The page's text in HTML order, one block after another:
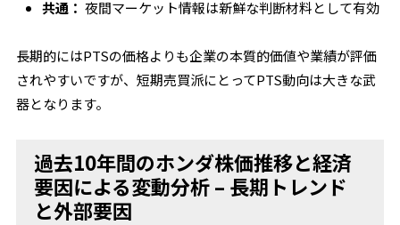
共通： 夜間マーケット情報は新鮮な判断材料として有効
長期的にはPTSの価格よりも企業の本質的価値や業績が評価
されやすいですが、短期売買派にとってPTS動向は大きな武
器となります。
過去10年間のホンダ株価推移と経済
要因による変動分析 – 長期トレンド
と外部要因